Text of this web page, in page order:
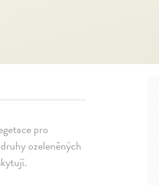
pro
ozeleněných